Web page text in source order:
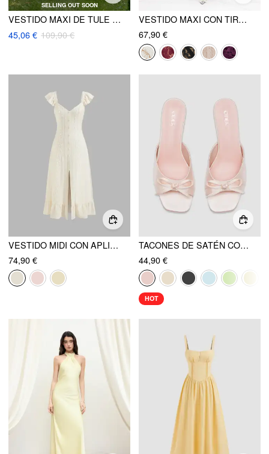
SELLING OUT SOON
VESTIDO MAXI DE TULE CON VOLANTES Y CORSÉ TEJIDO
45,06 € 109,90 €
VESTIDO MAXI CON TIRAS HOMBRO CAÍDO DE ENCAJE, ESTAMPADO FLORAL Y NUDO
67,90 €
VESTIDO MIDI CON APLICADOS, CORTE DE CUELLO CORAZÓN Y VOLANTES EN EL FALDÓN
74,90 €
TACONES DE SATÉN CON LAZO
44,90 €
HOT